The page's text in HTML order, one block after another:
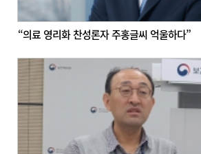
“의료 영리화 찬성론자 주홍글씨 억울하다”